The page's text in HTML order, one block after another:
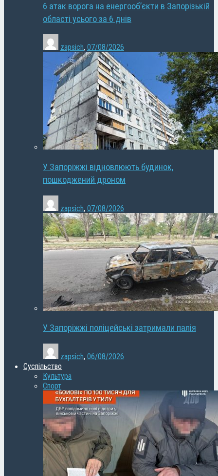
6 атак ворога на енергооб’єкти в Запорізькій
області усього за 6 днів
zapsich, 07/08/2026
У Запоріжжі відновлюють будинок,
пошкоджений дроном
zapsich, 07/08/2026
У Запоріжжі поліцейські затримали палія
zapsich, 06/08/2026
Суспільство
Культура
Спорт